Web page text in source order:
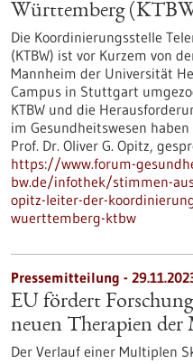
Württemberg
Die Koordinierungsstelle
(KTBW) ist vor Kurzem von
Mannheim der Universität
Campus in Stuttgart
KTBW und die
im Gesundheitswesen
Prof. Dr. Oliver G. Opitz,
https://www.forum-
bw.de/infothek/stimmen-
opitz-leiter-der-
wuerttemberg-ktbw
Pressemitteilung -
EU fördert
neuen Therapien der
Der Verlauf einer Multiplen